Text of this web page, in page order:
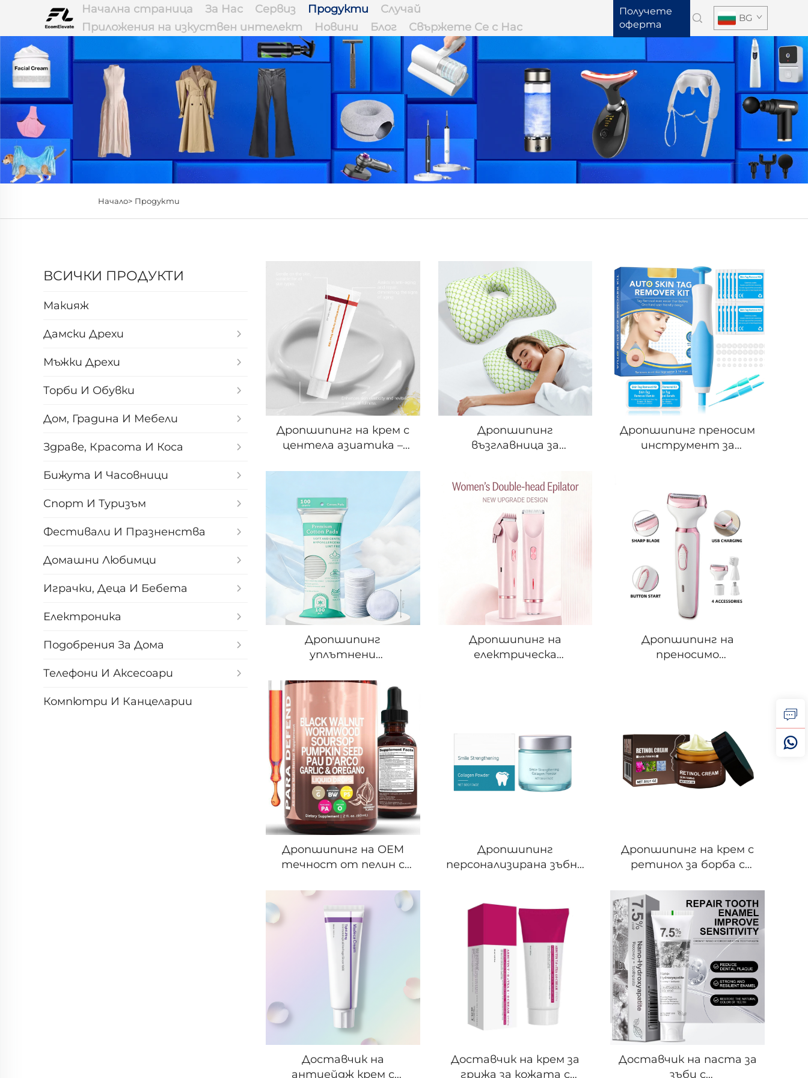
Начална страница За Нас Сервиз Продукти
Случай
Приложения на изкуствен интелект
Новини Блог Свържете Се с Нас
Получете
оферта
BG
Начало> Продукти
ВСИЧКИ ПРОДУКТИ
Макияж
Дамски Дрехи
Мъжки Дрехи
Торби И Обувки
Дом, Градина И Мебели
Здраве, Красота И Коса
Бижута И Часовници
Спорт И Туризъм
Фестивали И Празненства
Домашни Любимци
Играчки, Деца И Бебета
Електроника
Подобрения За Дома
Телефони И Аксесоари
Компютри И Канцеларии
Дропшипинг на крем с
центела азиатика –
хидратиращ лицев
абсорбиране,
хранителен и
увлажняващ за нощна
употреба, подходящ за
всички типове кожа
Дропшипинг
възглавница за
облекчение на болката
в ушите,
предотвратяване на
налягане и пролежни,
перална и регулируема
носима U-образна
възглавница
Дропшипинг преносим
инструмент за
средство за
премахване на родинки
и куткушови белези за
домашна употреба
Дропшипинг
уплътнени
тампони без пух –
еднократни влажни
компреси за
премахване на грим,
почистване на нокти
и грижа за кожата
Дропшипинг на
електрическа
тримерна бръсначка
Дропшипинг на
преносимо
насадки – ефективно
изглаждане на кожата
и масаж на тялото за
жени
Дропшипинг на OEM
течност от пелин с
гвоздики и
джинджифил –
подпомага
здравословното
храносмилане,
имунната функция и
детоксикацията
Дропшипинг
персонализирана зъбна
Мека формула за по-
ярка усмивка и грижа
за устната кухина
Дропшипинг на крем с
ретинол за борба с
и увлажнение, стягащ
за кожата, 30 г за лице
– бързо изпълнение на
поръчки
Доставчик на
антиейдж крем с
Доставчик на крем за
грижа за кожата с
Доставчик на паста за
зъби с